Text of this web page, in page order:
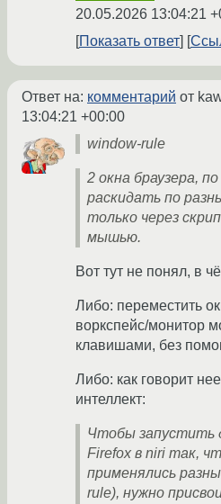
20.05.2026 13:04:21
Показать ответ
Ответ на: комментарий от
13:04:21 +00:00
window-rule
2 окна браузера,
раскидать по
только через
мышью.
Вот тут не понял, в
Либо: переместить
воркспейс/монитор
клавишами, без
Либо: как говорит
интеллект:
Чтобы запустить
Firefox в niri так,
применялись
rule), нужно